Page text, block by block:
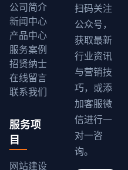
公司简介
新闻中心
产品中心
服务案例
招贤纳士
在线留言
联系我们
服务项
目
网站建设
扫码关注
公众号，
获取最新
行业资讯
与营销技
巧，或添
加客服微
信进行一
对一咨
询。